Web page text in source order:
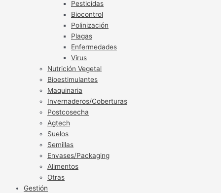
Pesticidas
Biocontrol
Polinización
Plagas
Enfermedades
Virus
Nutrición Vegetal
Bioestimulantes
Maquinaria
Invernaderos/Coberturas
Postcosecha
Agtech
Suelos
Semillas
Envases/Packaging
Alimentos
Otras
Gestión